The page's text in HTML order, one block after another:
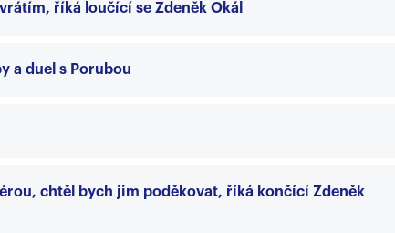
říká loučící se Zdeněk Okál
a duel s Porubou
chtěl bych jim poděkovat, říká končící Zdeněk